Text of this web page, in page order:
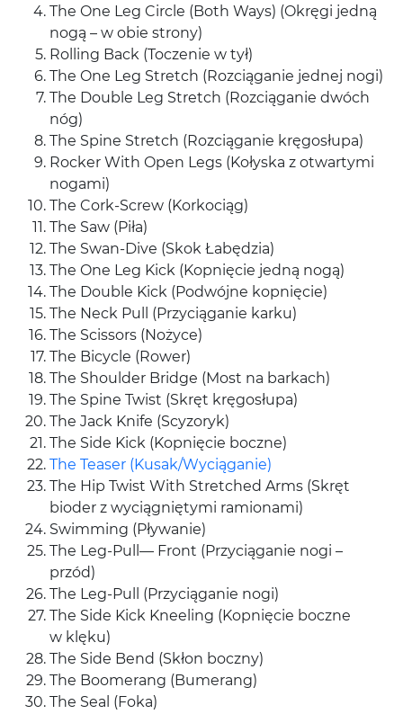
The One Leg Cir­cle (Both Ways) (Okręgi jedną
nogą – w obie strony)
Rolling Back (Tocze­nie w tył)
The One Leg Stretch (Roz­cią­ganie jed­nej nogi)
The Dou­ble Leg Stretch (Roz­cią­ganie dwóch
nóg)
The Spine Stretch (Roz­cią­ganie kręgosłupa)
Rocker With Open Legs (Kołyska z otwartymi
nogami)
The Cork-​Screw (Korkociąg)
The Saw (Piła)
The Swan-​Dive (Skok Łabędzia)
The One Leg Kick (Kop­nię­cie jedną nogą)
The Dou­ble Kick (Pod­wójne kopnięcie)
The Neck Pull (Przy­cią­ganie karku)
The Scis­sors (Nożyce)
The Bicy­cle (Rower)
The Shoul­der Bridge (Most na barkach)
The Spine Twist (Skręt kręgosłupa)
The Jack Knife (Scyzoryk)
The Side Kick (Kop­nię­cie boczne)
The Teaser (Kusak/​Wyciąganie)
The Hip Twist With Stretched Arms (Skręt
bioder z wyciąg­nię­tymi ramionami)
Swim­ming (Pływanie)
The Leg-​Pull— Front (Przy­cią­ganie nogi –
przód)
The Leg-​Pull (Przy­cią­ganie nogi)
The Side Kick Kneel­ing (Kop­nię­cie boczne
w klęku)
The Side Bend (Skłon boczny)
The Boomerang (Bumerang)
The Seal (Foka)